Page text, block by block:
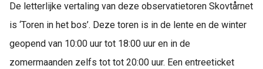
De letterlijke vertaling van deze observatietoren Skovtårnet
is ‘Toren in het bos’. Deze toren is in de lente en de winter
geopend van 10:00 uur tot 18:00 uur en in de
zomermaanden zelfs tot tot 20:00 uur. Een entreeticket